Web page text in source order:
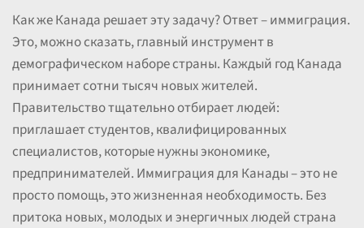
Как же Канада решает эту задачу? Ответ – иммиграция.
Это, можно сказать, главный инструмент в
демографическом наборе страны. Каждый год Канада
принимает сотни тысяч новых жителей.
Правительство тщательно отбирает людей:
приглашает студентов, квалифицированных
специалистов, которые нужны экономике,
предпринимателей. Иммиграция для Канады – это не
просто помощь, это жизненная необходимость. Без
притока новых, молодых и энергичных людей страна